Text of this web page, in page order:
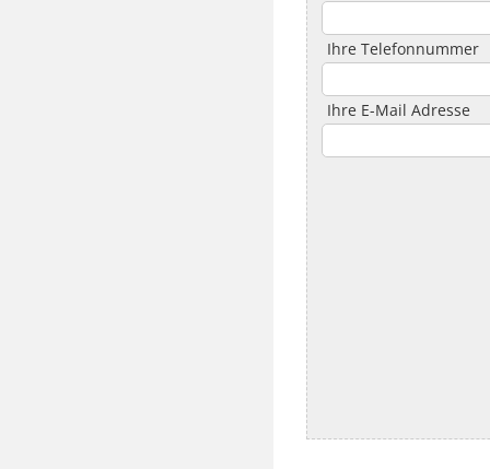
Ihre Telefonnummer
Ihre E-Mail Adresse